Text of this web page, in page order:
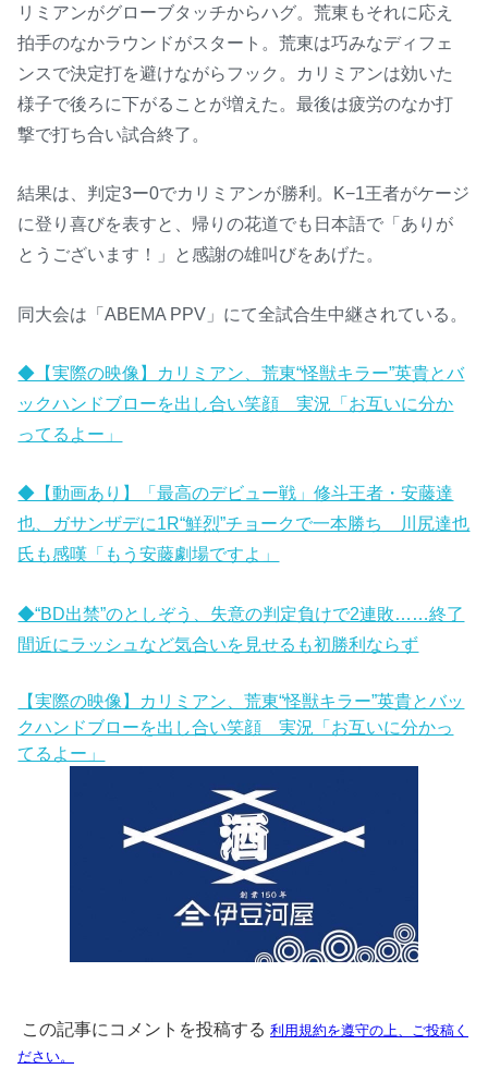
リミアンがグローブタッチからハグ。荒東もそれに応え
拍手のなかラウンドがスタート。荒東は巧みなディフェ
ンスで決定打を避けながらフック。カリミアンは効いた
様子で後ろに下がることが増えた。最後は疲労のなか打
撃で打ち合い試合終了。
結果は、判定3ー0でカリミアンが勝利。K−1王者がケージ
に登り喜びを表すと、帰りの花道でも日本語で「ありが
とうございます！」と感謝の雄叫びをあげた。
同大会は「ABEMA PPV」にて全試合生中継されている。
◆【実際の映像】カリミアン、荒東“怪獣キラー”英貴とバ
ックハンドブローを出し合い笑顔 実況「お互いに分か
ってるよー」
◆【動画あり】「最高のデビュー戦」修斗王者・安藤達
也、ガサンザデに1R“鮮烈”チョークで一本勝ち 川尻達也
氏も感嘆「もう安藤劇場ですよ」
◆“BD出禁”のとしぞう、失意の判定負けで2連敗……終了
間近にラッシュなど気合いを見せるも初勝利ならず
【実際の映像】カリミアン、荒東“怪獣キラー”英貴とバッ
クハンドブローを出し合い笑顔 実況「お互いに分かっ
てるよー」